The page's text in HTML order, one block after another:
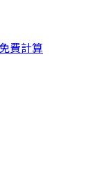
免費計算